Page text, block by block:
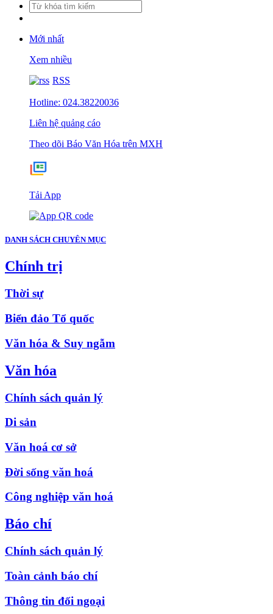
Mới nhất
Xem nhiều
RSS
Hotline: 024.38220036
Liên hệ quảng cáo
Theo dõi Báo Văn Hóa trên MXH
Tải App
DANH SÁCH CHUYÊN MỤC
Chính trị
Thời sự
Biển đảo Tổ quốc
Văn hóa & Suy ngẫm
Văn hóa
Chính sách quản lý
Di sản
Văn hoá cơ sở
Đời sống văn hoá
Công nghiệp văn hoá
Báo chí
Chính sách quản lý
Toàn cảnh báo chí
Thông tin đối ngoại